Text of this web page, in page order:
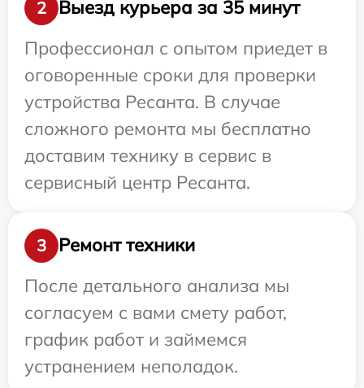
2
Выезд курьера за 35 минут
Профессионал с опытом приедет в
оговоренные сроки для проверки
устройства Ресанта. В случае
сложного ремонта мы бесплатно
доставим технику в сервис в
сервисный центр Ресанта.
3
Ремонт техники
После детального анализа мы
согласуем с вами смету работ,
график работ и займемся
устранением неполадок.